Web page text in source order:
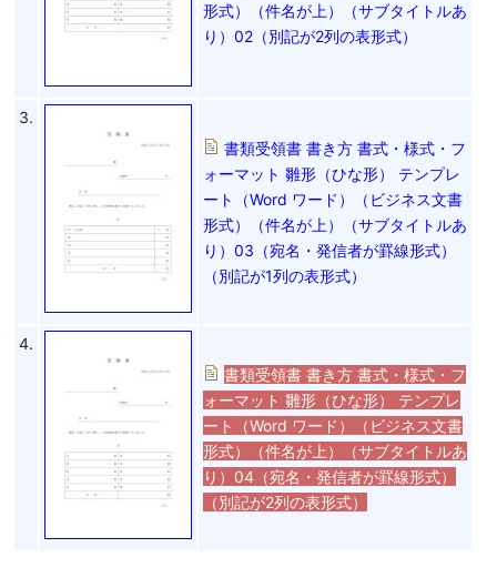
形式）（件名が上）（サブタイトルあ
り）02（別記が2列の表形式）
3.
書類受領書 書き方 書式・様式・フ
ォーマット 雛形（ひな形） テンプレ
ート（Word ワード）（ビジネス文書
形式）（件名が上）（サブタイトルあ
り）03（宛名・発信者が罫線形式）
（別記が1列の表形式）
4.
書類受領書 書き方 書式・様式・フ
ォーマット 雛形（ひな形） テンプレ
ート（Word ワード）（ビジネス文書
形式）（件名が上）（サブタイトルあ
り）04（宛名・発信者が罫線形式）
（別記が2列の表形式）